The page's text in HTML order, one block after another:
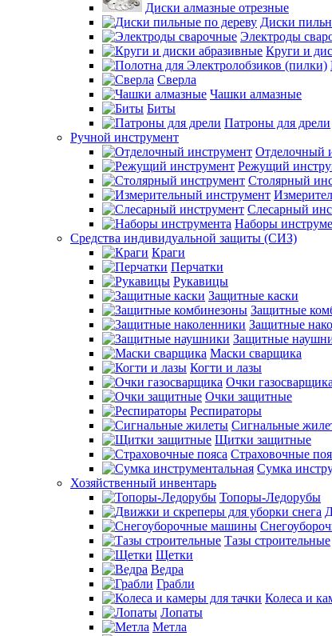
Диски алмазные отрезные
Диски
Электроды
Круги и
Сверла
Чашки алмазные
Биты
Патроны для дрели
Ручной инструмент
Отделочный
Режущий
Столярный
Слесарный
Наборы
Средства индивидуальной защиты (СИЗ)
Краги
Перчатки
Рукавицы
Защитные каски
Защитные
Защитные
Защитные
Маски сварщика
Когти и лазы
Очки газосварщика
Очки защитные
Респираторы
Сигнальные
Щитки защитные
Страховочные
Сумка
Хозяйственный инвентарь
Топоры-Ледорубы
Тазы строительные
Щетки
Ведра
Грабли
Колеса и
Лопаты
Метла